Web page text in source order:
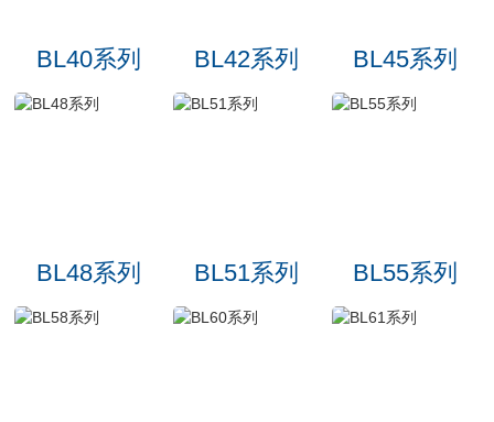
BL40系列 BL42系列 BL45系列
BL48系列 BL51系列 BL55系列